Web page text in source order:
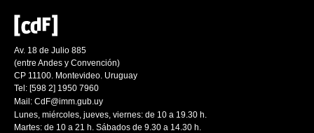
Av. 18 de Julio 885
(entre Andes y Convención)
CP 11100. Montevideo. Uruguay
Tel: [598 2] 1950 7960
Mail: CdF@imm.gub.uy
Lunes, miércoles, jueves, viernes: de 10 a 19.30 h.
Martes: de 10 a 21 h. Sábados de 9.30 a 14.30 h.